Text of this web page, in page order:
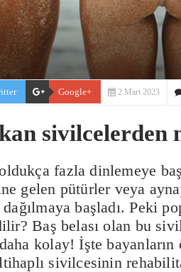
Google+ 2 Mart 2023
fazla dinlemeye
gelen pütürler veya
başladı. Peki
Baş belası olan bu
kolay! İşte
sivilcesinin